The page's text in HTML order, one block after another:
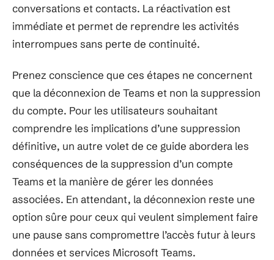
conversations et contacts. La réactivation est
immédiate et permet de reprendre les activités
interrompues sans perte de continuité.
Prenez conscience que ces étapes ne concernent
que la déconnexion de Teams et non la suppression
du compte. Pour les utilisateurs souhaitant
comprendre les implications d’une suppression
définitive, un autre volet de ce guide abordera les
conséquences de la suppression d’un compte
Teams et la manière de gérer les données
associées. En attendant, la déconnexion reste une
option sûre pour ceux qui veulent simplement faire
une pause sans compromettre l’accès futur à leurs
données et services Microsoft Teams.